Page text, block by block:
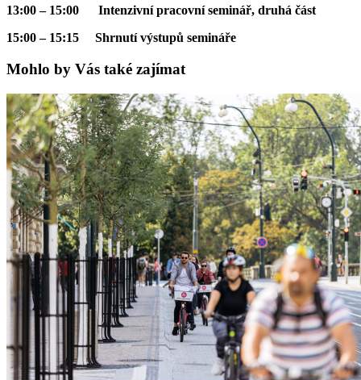
13:00 – 15:00 Intenzivní pracovní seminář, druhá část
15:00 – 15:15 Shrnutí výstupů semináře
Mohlo by Vás také zajímat